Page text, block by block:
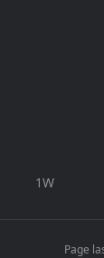
1W
Page